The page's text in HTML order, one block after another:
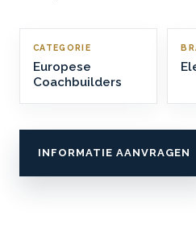
CATEGORIE
Europese
Coachbuilders
INFORMATIE AANVRAGEN